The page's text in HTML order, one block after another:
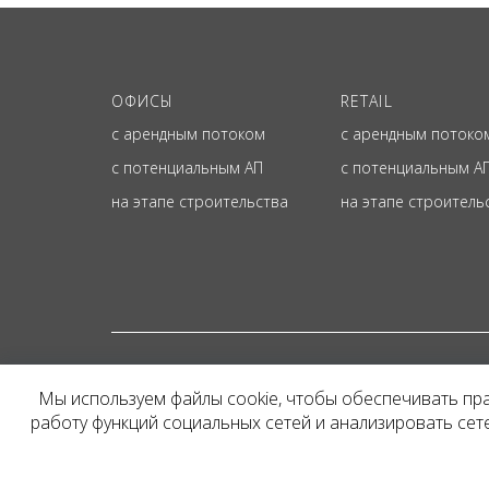
ОФИСЫ
с арендным потоком
с потенциальным АП
на этапе строительства
RETAIL
с арендным
с потенциальным
на этапе
Представленная на
и не является
Мы используем файлы cookie, чтобы обеспечивать
работу функций социальных сетей и анализировать